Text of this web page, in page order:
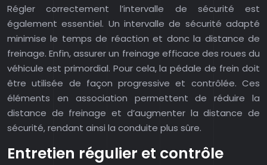
Régler correctement l’intervalle de sécurité est
également essentiel. Un intervalle de sécurité adapté
minimise le temps de réaction et donc la distance de
freinage. Enfin, assurer un freinage efficace des roues du
véhicule est primordial. Pour cela, la pédale de frein doit
être utilisée de façon progressive et contrôlée. Ces
éléments en association permettent de réduire la
distance de freinage et d’augmenter la distance de
sécurité, rendant ainsi la conduite plus sûre.
Entretien régulier et contrôle